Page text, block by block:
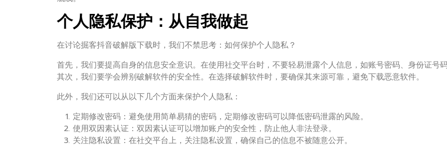
个人隐私保护：从自我做起
在讨论掘客抖音破解版下载时，我们不禁思考：如何保护个人隐私？
首先，我们要提高自身的信息安全意识。在使用社交平台时，不要轻易泄露个人信息，如账号密码、身份证号
其次，我们要学会辨别破解软件的安全性。在选择破解软件时，要确保其来源可靠，避免下载恶意软件。
此外，我们还可以从以下几个方面来保护个人隐私：
定期修改密码：避免使用简单易猜的密码，定期修改密码可以降低密码泄露的风险。
使用双因素认证：双因素认证可以增加账户的安全性，防止他人非法登录。
关注隐私设置：在社交平台上，关注隐私设置，确保自己的信息不被随意公开。